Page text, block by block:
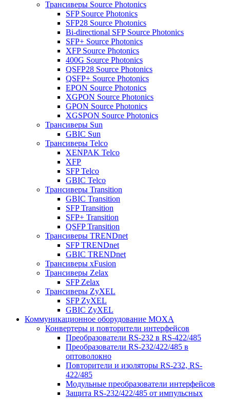
Трансиверы Source Photonics
SFP Source Photonics
SFP28 Source Photonics
Bi-directional SFP Source Photonics
SFP+ Source Photonics
XFP Source Photonics
400G Source Photonics
QSFP28 Source Photonics
QSFP+ Source Photonics
EPON Source Photonics
XGPON Source Photonics
GPON Source Photonics
XGSPON Source Photonics
Трансиверы Sun
GBIC Sun
Трансиверы Telco
XENPAK Telco
XFP
SFP Telco
GBIC Telco
Трансиверы Transition
GBIC Transition
SFP Transition
SFP+ Transition
QSFP Transition
Трансиверы TRENDnet
SFP TRENDnet
GBIC TRENDnet
Трансиверы xFusion
Трансиверы Zelax
SFP Zelax
Трансиверы ZyXEL
SFP ZyXEL
GBIC ZyXEL
Коммуникационное оборудование MOXA
Конвертеры и повторители интерфейсов
Преобразователи RS-232 в RS-422/485
Преобразователи RS-232/422/485 в
оптоволокно
Повторители и изоляторы RS-232, RS-
422/485
Модульные преобразователи интерфейсов
Защита RS-232/422/485 от импульсных